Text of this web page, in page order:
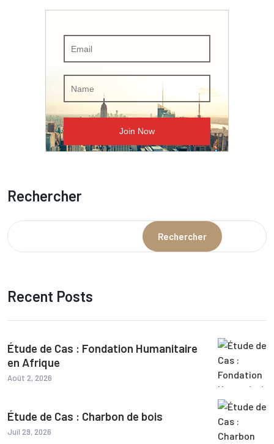
Rechercher
Rechercher
Recent Posts
Étude de Cas : Fondation Humanitaire
en Afrique
Août 2, 2026
Étude de Cas : Charbon de bois
Juil 29, 2026